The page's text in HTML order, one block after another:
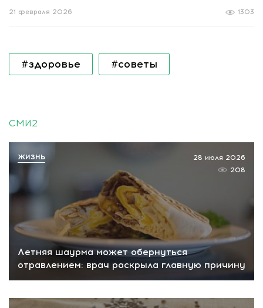
1303
21 февраля 2026
#здоровье #советы
СМИ2
Летняя шаурма может обернуться
отравлением: врач раскрыла главную причину
28 июля 2026
208
ЖИЗНЬ